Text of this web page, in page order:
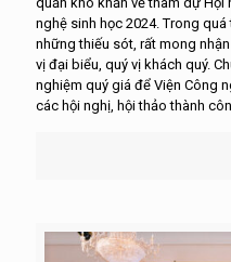
nghệ sinh học 2024. Trong
những thiếu sót, rất mong
vị đại biểu, quý vị khách quý.
nghiệm quý giá để Viện Công
các hội nghị, hội thảo thành